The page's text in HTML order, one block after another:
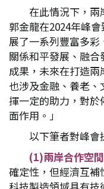
在此情況下，兩
郭金龍在2024年峰
展了一系列豐富多
關係和平發展、融
成果，未來在打造兩
也涉及金融、養老
揮一定的助力，對
面作用。」
以下筆者對峰會
(1)兩岸合作空
確定性，但經濟互